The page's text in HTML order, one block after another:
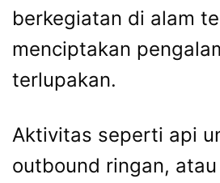
berkegiatan di alam
menciptakan
terlupakan.
Aktivitas seperti api
outbound ringan, atau